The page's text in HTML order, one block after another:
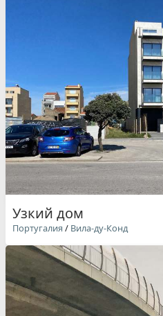
Узкий дом
Португалия / Вила-ду-Конд